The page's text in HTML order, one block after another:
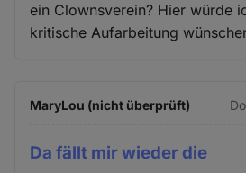
ein Clownsverein? Hier würde
kritische Aufarbeitung
MaryLou (nicht überprüft)
Da fällt mir wieder die